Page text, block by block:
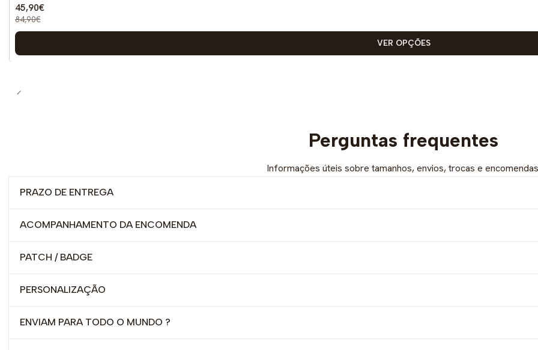
45,90€
84,90€
VER OPÇÕES
Perguntas frequentes
Informações úteis sobre tamanhos, envios, trocas e
PRAZO DE ENTREGA
ACOMPANHAMENTO DA ENCOMENDA
PATCH / BADGE
PERSONALIZAÇÃO
ENVIAM PARA TODO O MUNDO ?